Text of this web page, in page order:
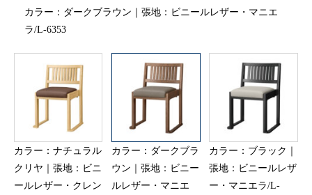
カラー：ダークブラウン｜張地：ビニールレザー・マニエ
ラ/L-6353
カラー：ナチュラル
クリヤ｜張地：ビニ
ールレザー・クレン
カラー：ダークブラ
ウン｜張地：ビニー
ルレザー・マニエ
カラー：ブラック｜
張地：ビニールレザ
ー・マニエラ/L-